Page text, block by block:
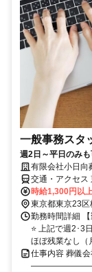
一般事務スタ
週2日～平日のみ
有限会社小日向
交通・アクセス
時給1,300円以
東京都東京23区
勤務時間詳細
⭐ 上記で週2･3
ほぼ残業なし（
仕事内容 葬儀会